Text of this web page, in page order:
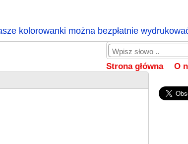
kolorowanki można bezpłatnie
Strona główna O